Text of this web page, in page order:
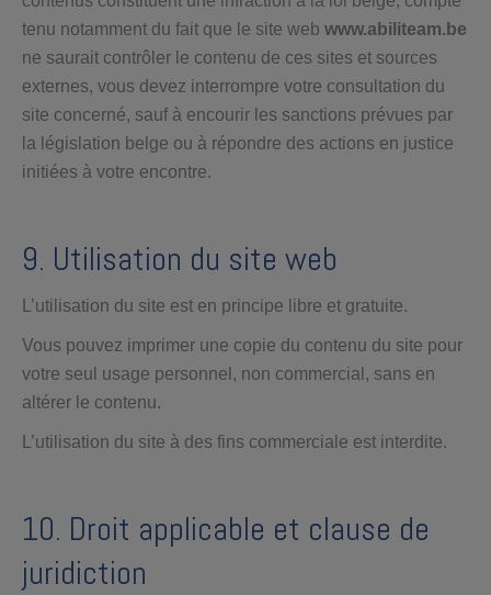
tenu notamment du fait que le site web www.abiliteam.be
ne saurait contrôler le contenu de ces sites et sources
externes, vous devez interrompre votre consultation du
site concerné, sauf à encourir les sanctions prévues par
la législation belge ou à répondre des actions en justice
initiées à votre encontre.
9. Utilisation du site web
L’utilisation du site est en principe libre et gratuite.
Vous pouvez imprimer une copie du contenu du site pour
votre seul usage personnel, non commercial, sans en
altérer le contenu.
L’utilisation du site à des fins commerciale est interdite.
10. Droit applicable et clause de
juridiction